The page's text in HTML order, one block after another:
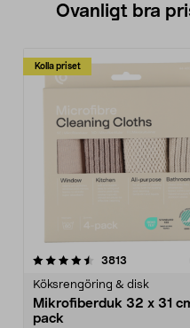
Ovanligt bra
Kolla priset
3813
Köksrengöring & disk
Mikrofiberduk 32 x 31
pack
4.0av 5 stjärnor